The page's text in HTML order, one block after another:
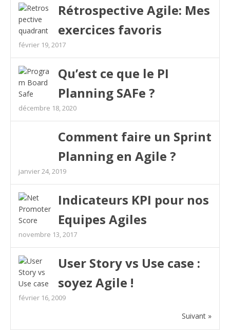
Rétrospective Agile: Mes
exercices favoris
février 19, 2017
Qu’est ce que le PI
Planning SAFe ?
décembre 18, 2020
Comment faire un Sprint
Planning en Agile ?
janvier 24, 2019
Indicateurs KPI pour nos
Equipes Agiles
novembre 13, 2017
User Story vs Use case :
soyez Agile !
février 16, 2009
Suivant »